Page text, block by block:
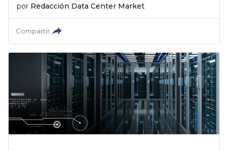
por Redacción Data Center Market
Compartir